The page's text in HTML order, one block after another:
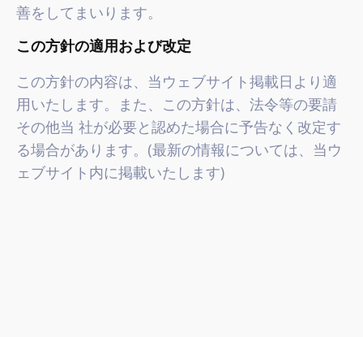
善をしてまいります。
この方針の適用および改定
この方針の内容は、当ウェブサイト掲載日より適
用いたします。また、この方針は、法令等の要請
その他当 社が必要と認めた場合に予告なく改定す
る場合があります。(最新の情報については、当ウ
ェブサイト内に掲載いたします)